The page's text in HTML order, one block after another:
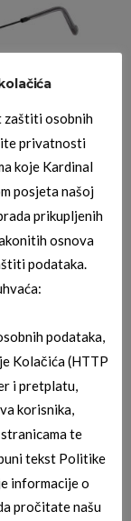
zaštiti osobnih
privatnosti
koje Kardinal
posjeta našoj
prikupljenih
osnova
podataka.
podataka,
Kolačića (HTTP
i pretplatu,
korisnika,
te
tekst Politike
informacije o
pročitate našu